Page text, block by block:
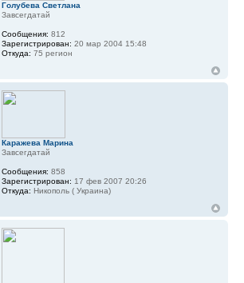
Голубева Светлана
Завсегдатай
Сообщения: 812
Зарегистрирован: 20 мар 2004 15:48
Откуда: 75 регион
Каражева Марина
Завсегдатай
Сообщения: 858
Зарегистрирован: 17 фев 2007 20:26
Откуда: Никополь ( Украина)